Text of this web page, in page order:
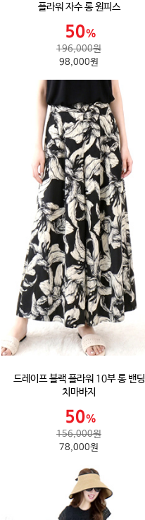
플라워 자수 롱 원피스
196,000원
98,000원
드레이프 블랙 플라워 10부 롱 밴딩
치마바지
156,000원
78,000원